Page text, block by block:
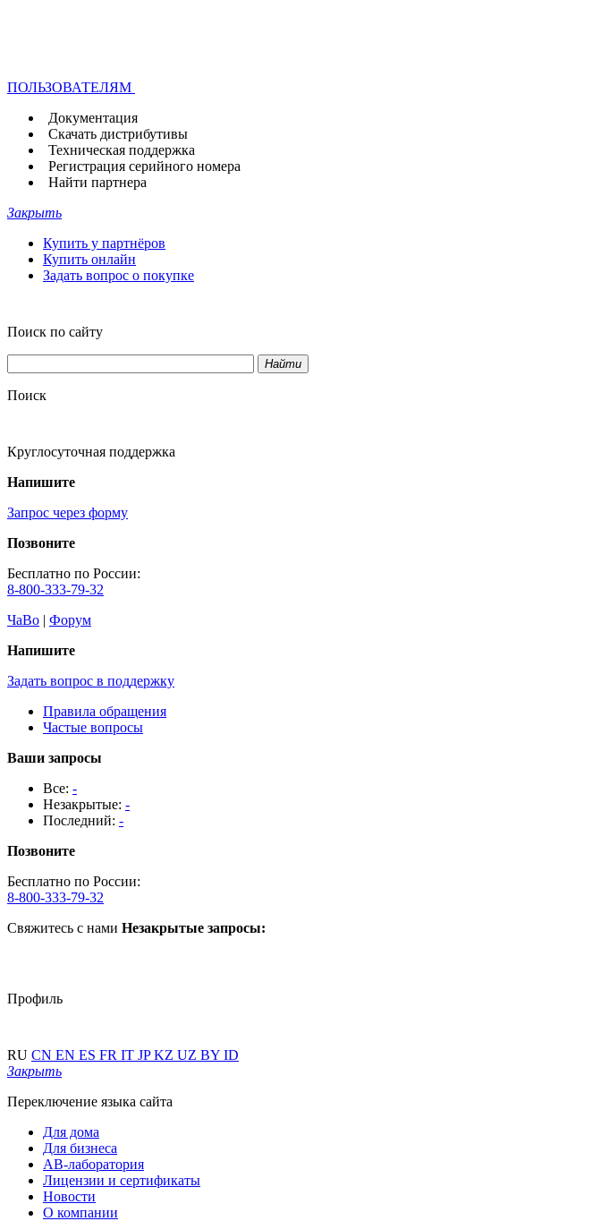
ПОЛЬЗОВАТЕЛЯМ
Документация
Скачать дистрибутивы
Техническая поддержка
Регистрация серийного номера
Найти партнера
Закрыть
Купить у партнёров
Купить онлайн
Задать вопрос о покупке
Поиск по сайту
Найти
Поиск
Круглосуточная поддержка
Напишите
Запрос через форму
Позвоните
Бесплатно по России:
8-800-333-79-32
ЧаВо | Форум
Напишите
Задать вопрос в поддержку
Правила обращения
Частые вопросы
Ваши запросы
Все: -
Незакрытые: -
Последний: -
Позвоните
Бесплатно по России:
8-800-333-79-32
Свяжитесь с нами Незакрытые запросы:
Профиль
RU CN EN ES FR IT JPKZ UZ BY ID
Закрыть
Переключение языка сайта
Для дома
Для бизнеса
АВ-лаборатория
Лицензии и сертификаты
Новости
О компании